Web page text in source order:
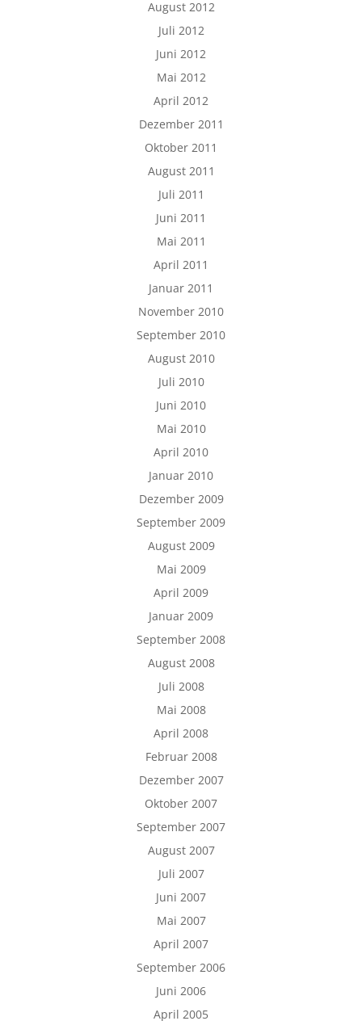
August 2012
Juli 2012
Juni 2012
Mai 2012
April 2012
Dezember 2011
Oktober 2011
August 2011
Juli 2011
Juni 2011
Mai 2011
April 2011
Januar 2011
November 2010
September 2010
August 2010
Juli 2010
Juni 2010
Mai 2010
April 2010
Januar 2010
Dezember 2009
September 2009
August 2009
Mai 2009
April 2009
Januar 2009
September 2008
August 2008
Juli 2008
Mai 2008
April 2008
Februar 2008
Dezember 2007
Oktober 2007
September 2007
August 2007
Juli 2007
Juni 2007
Mai 2007
April 2007
September 2006
Juni 2006
April 2005